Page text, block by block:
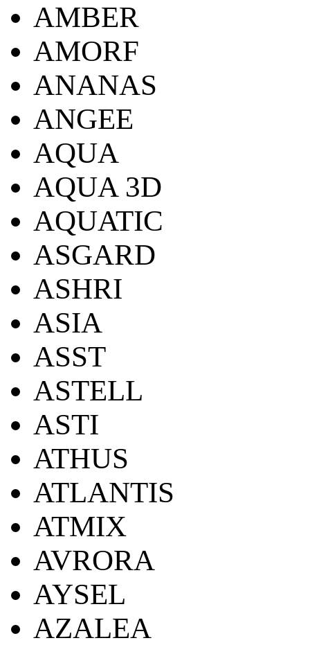
AMBER
AMORF
ANANAS
ANGEE
AQUA
AQUA 3D
AQUATIC
ASGARD
ASHRI
ASIA
ASST
ASTELL
ASTI
ATHUS
ATLANTIS
ATMIX
AVRORA
AYSEL
AZALEA